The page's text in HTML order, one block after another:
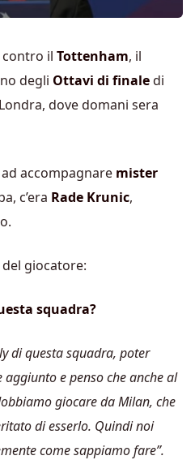
contro il Tottenham, il
degli Ottavi di finaledi
dove domani sera
ad accompagnare mister
c’era Rade Krunic,
giocatore:
squadra?
di questa squadra, poter
e penso che anche al
giocare da Milan, che
di esserlo. Quindi noi
come sappiamo fare”.